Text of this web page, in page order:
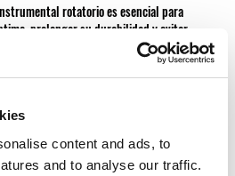
content and ads, to
and to analyse our traffic.
rotatorio es esencial para
prolongar su durabilidad y evitar
clínicos. Lubricantes, limpiadores,
de limpieza forman parte del protocolo
estado turbinas, contra-ángulos y
eficaz y seguro.